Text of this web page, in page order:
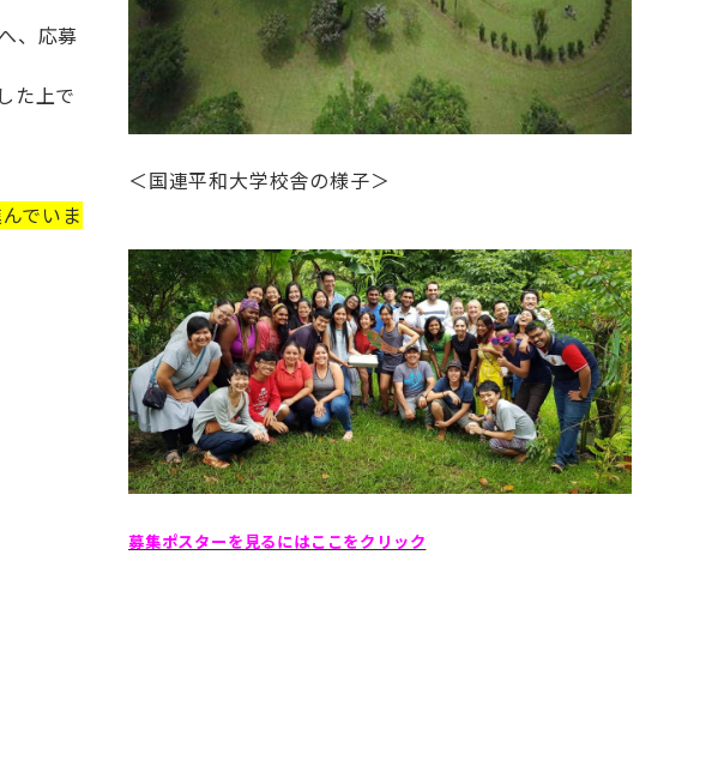
＜国連平和大学校舎の様子＞
募集ポスターを見るにはここをクリック
、応募
た上で
でいま